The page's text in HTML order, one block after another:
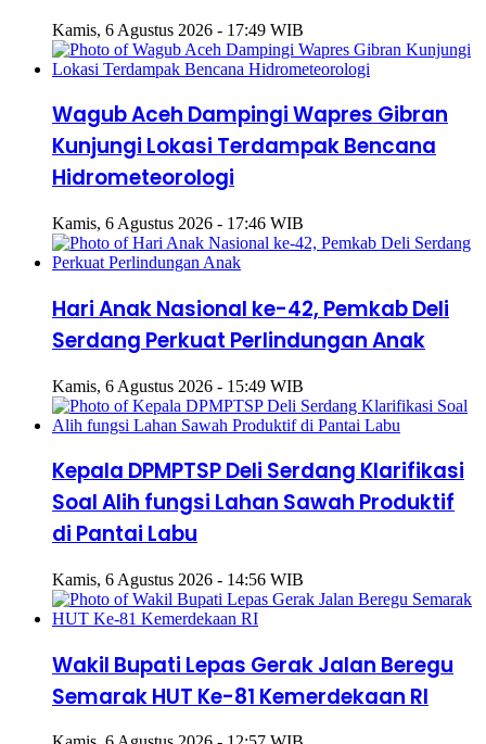
Kamis, 6 Agustus 2026 - 17:49 WIB
Wagub Aceh Dampingi Wapres Gibran
Kunjungi Lokasi Terdampak Bencana
Hidrometeorologi
Kamis, 6 Agustus 2026 - 17:46 WIB
Hari Anak Nasional ke-42, Pemkab Deli
Serdang Perkuat Perlindungan Anak
Kamis, 6 Agustus 2026 - 15:49 WIB
Kepala DPMPTSP Deli Serdang Klarifikasi
Soal Alih fungsi Lahan Sawah Produktif
di Pantai Labu
Kamis, 6 Agustus 2026 - 14:56 WIB
Wakil Bupati Lepas Gerak Jalan Beregu
Semarak HUT Ke-81 Kemerdekaan RI